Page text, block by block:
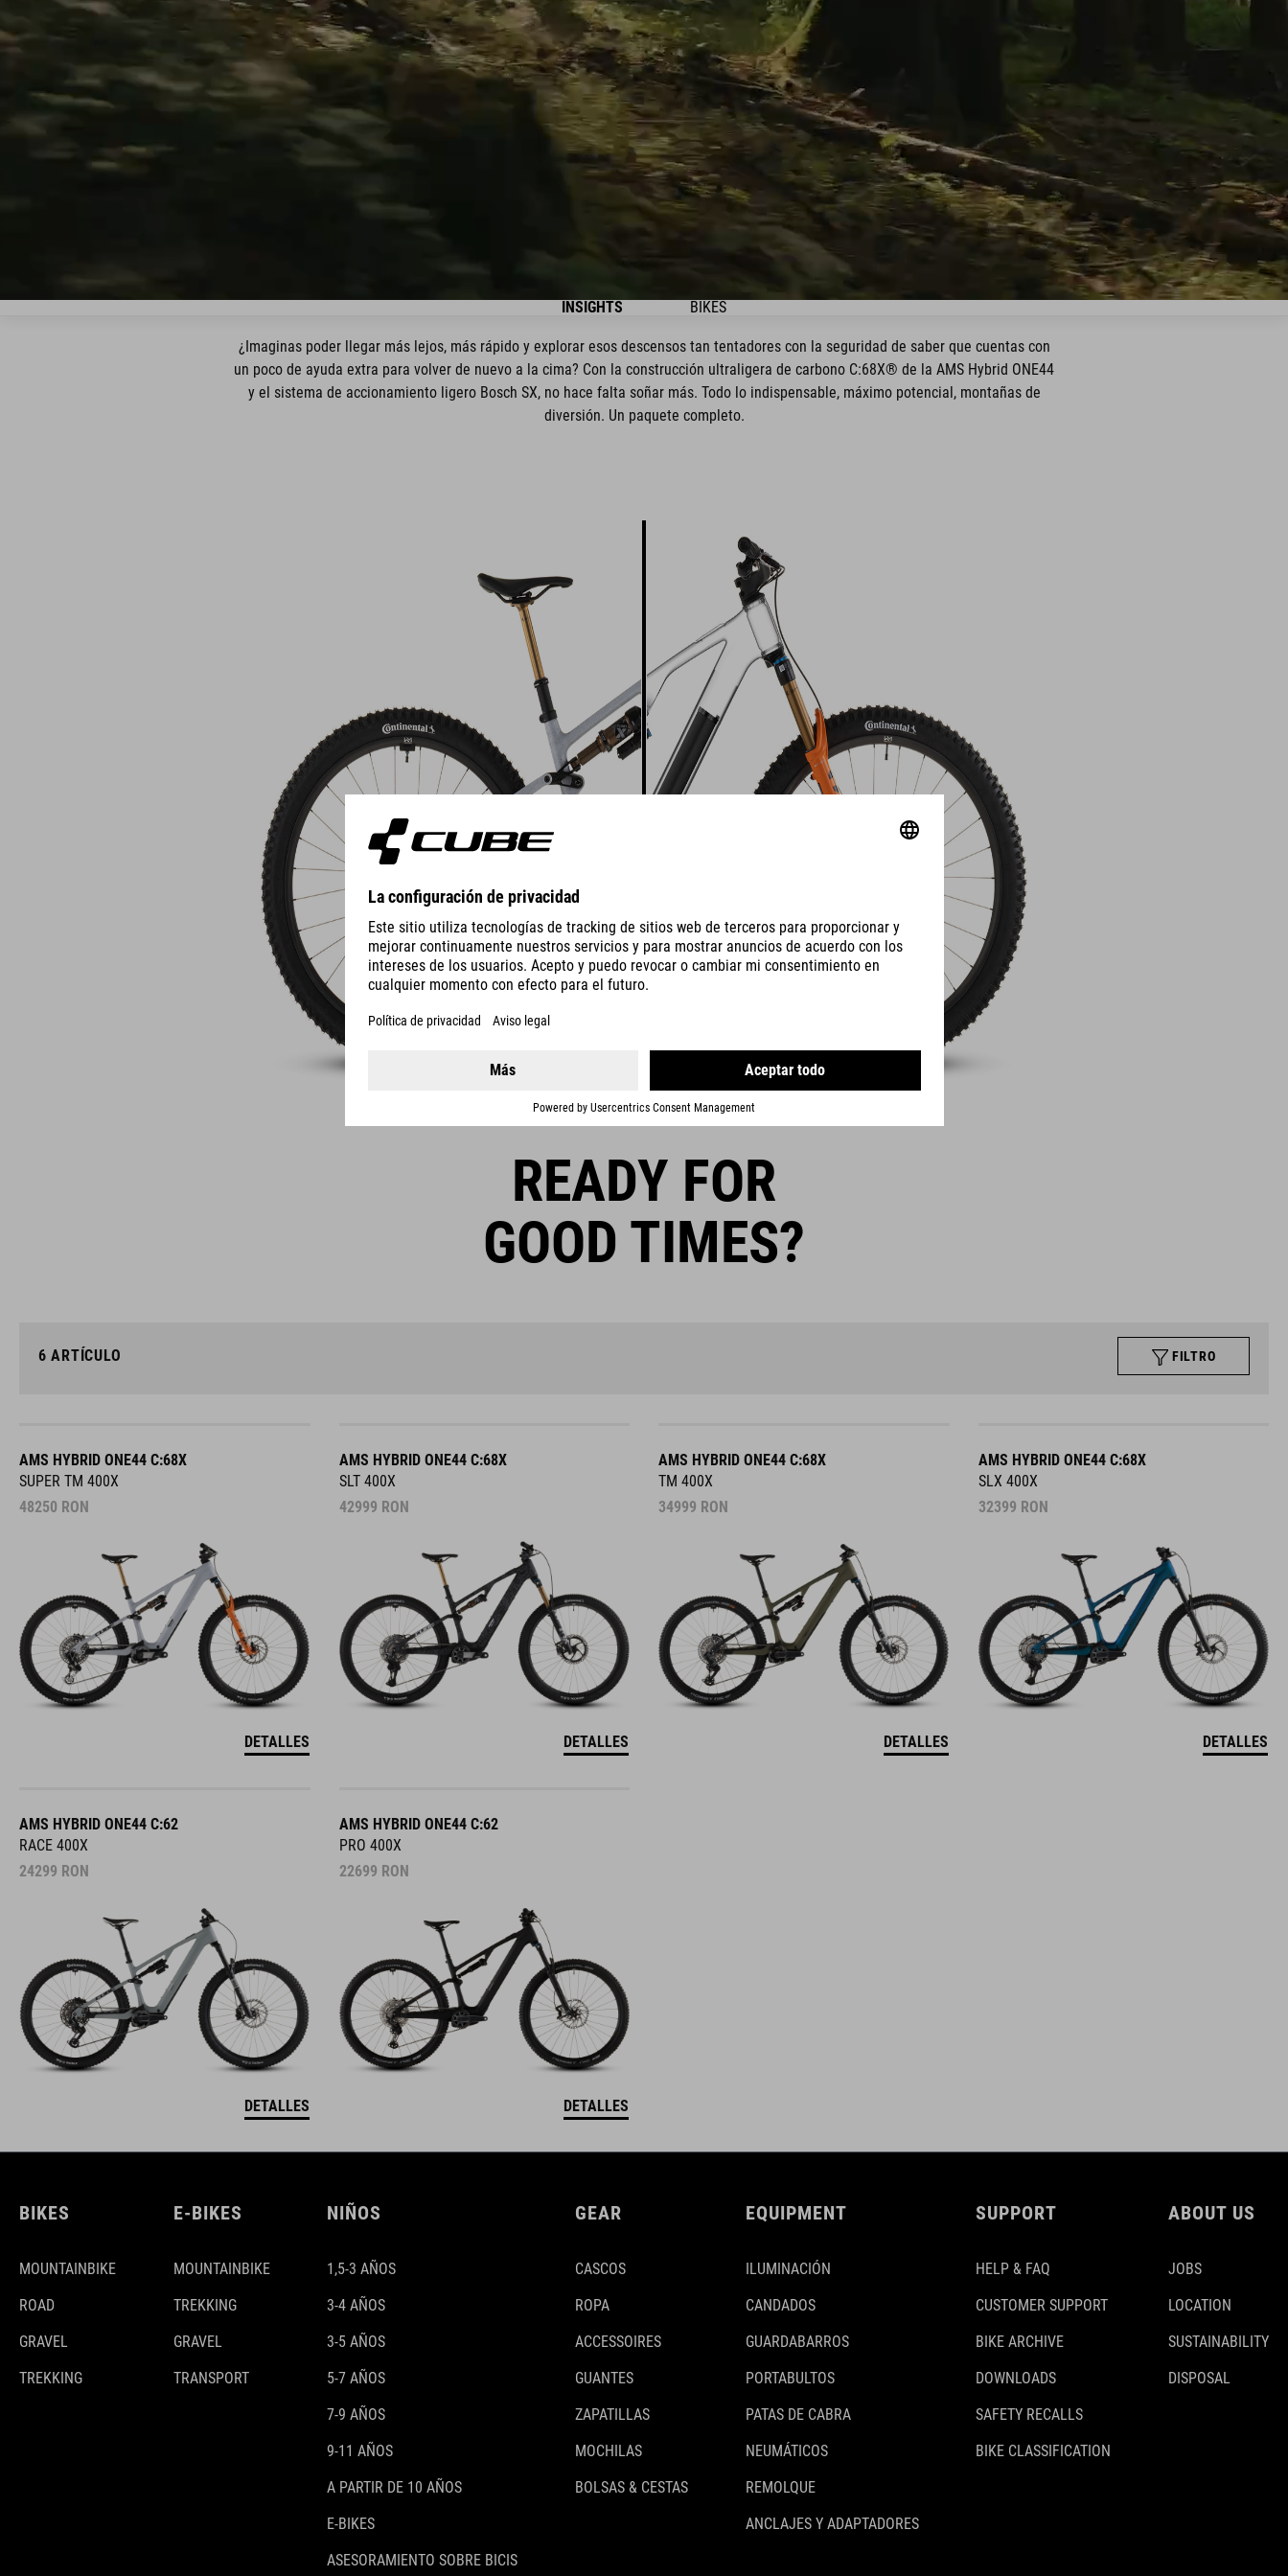
INSIGHTS BIKES
¿Imaginas poder llegar más lejos, más rápido y explorar esos descensos tan tentadores con la seguridad de saber que cuentas con
un poco de ayuda extra para volver de nuevo a la cima? Con la construcción ultraligera de carbono C:68X® de la AMS Hybrid ONE44
y el sistema de accionamiento ligero Bosch SX, no hace falta soñar más. Todo lo indispensable, máximo potencial, montañas de
diversión. Un paquete completo.
READY FOR
GOOD TIMES?
6 ARTÍCULO FILTRO
AMS HYBRID ONE44 C:68X
SUPER TM 400X
48250 RON
DETALLES
AMS HYBRID ONE44 C:68X
SLT 400X
42999 RON
DETALLES
AMS HYBRID ONE44 C:68X
TM 400X
34999 RON
DETALLES
AMS HYBRID ONE44 C:68X
SLX 400X
32399 RON
DETALLES
AMS HYBRID ONE44 C:62
RACE 400X
24299 RON
DETALLES
AMS HYBRID ONE44 C:62
PRO 400X
22699 RON
DETALLES
BIKES
MOUNTAINBIKE
ROAD
GRAVEL
TREKKING
E-BIKES
MOUNTAINBIKE
TREKKING
GRAVEL
TRANSPORT
NIÑOS
1,5-3 AÑOS
3-4 AÑOS
3-5 AÑOS
5-7 AÑOS
7-9 AÑOS
9-11 AÑOS
A PARTIR DE 10 AÑOS
E-BIKES
ASESORAMIENTO SOBRE BICIS
GEAR
CASCOS
ROPA
ACCESSOIRES
GUANTES
ZAPATILLAS
MOCHILAS
BOLSAS & CESTAS
EQUIPMENT
ILUMINACIÓN
CANDADOS
GUARDABARROS
PORTABULTOS
PATAS DE CABRA
NEUMÁTICOS
REMOLQUE
ANCLAJES Y ADAPTADORES
SUPPORT
HELP & FAQ
CUSTOMER SUPPORT
BIKE ARCHIVE
DOWNLOADS
SAFETY RECALLS
BIKE CLASSIFICATION
ABOUT US
JOBS
LOCATION
SUSTAINABILITY
DISPOSAL